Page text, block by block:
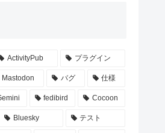
ActivityPub プラグイン
Mastodon バグ 仕様
fedibird Cocoon
Bluesky テスト